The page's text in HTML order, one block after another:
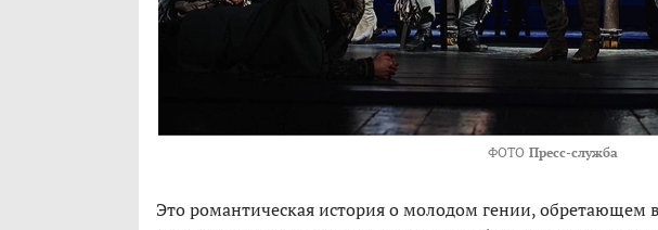
ФОТО Пресс-служба
Это романтическая история о молодом гении, обретающем